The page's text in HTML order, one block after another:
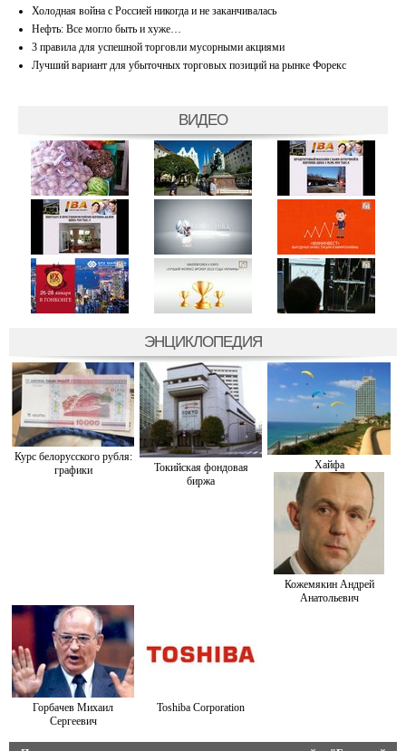
Холодная война с Россией никогда и не заканчивалась
Нефть: Все могло быть и хуже…
3 правила для успешной торговли мусорными акциями
Лучший вариант для убыточных торговых позиций на рынке Форекс
ВИДЕО
ЭНЦИКЛОПЕДИЯ
Курс белорусского рубля:
графики
Токийская фондовая
биржа
Хайфа
Кожемякин Андрей
Анатольевич
Горбачев Михаил
Сергеевич
Toshiba Corporation